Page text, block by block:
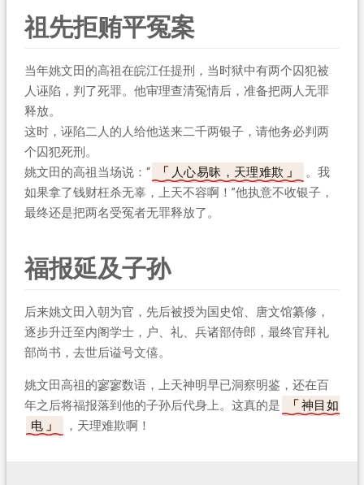
祖先拒贿平冤案
当年姚文田的高祖在皖江任提刑，当时狱中有两个囚犯被
人诬陷，判了死罪。他审理查清冤情后，准备把两人无罪
释放。
这时，诬陷二人的人给他送来二千两银子，请他务必判两
个囚犯死刑。
姚文田的高祖当场说：“
人心易昧，天理难欺
。我
如果拿了钱财枉杀无辜，上天不容啊！”他执意不收银子，
最终还是把两名受冤者无罪释放了。
福报延及子孙
后来姚文田入朝为官，先后被授为国史馆、唐文馆纂修，
逐步升迁至内阁学士，户、礼、兵诸部侍郎，最终官拜礼
部尚书，去世后谥号文僖。
姚文田高祖的寥寥数语，上天神明早已洞察明鉴，还在百
年之后将福报落到他的子孙后代身上。这真的是
神目如
电
，天理难欺啊！